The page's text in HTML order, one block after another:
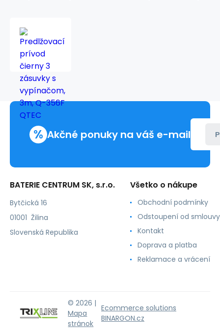
prívod
vypínačom,
3m,
QTEC
% Akčné ponuky na váš e-mail
BATERIE CENTRUM SK, s.r.o.
Bytčická 16
01001 Žilina
Slovenská Republika
Všetko o nákupe
Obchodní podmínky
Odstoupení od smlouvy
Kontakt
Doprava a platba
Reklamace a vrácení
© 2026 |
Mapa
stránok
Ecommerce solutions
BINARGON.cz